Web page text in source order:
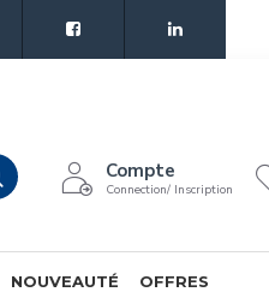
Compte
Connection/ Inscription
NOUVEAUTÉ OFFRES